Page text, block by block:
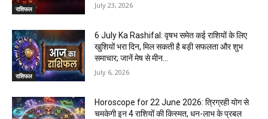
राशिफल July 23, 2026
राशिफल
6 July Ka Rashifal: वृषभ समेत कई राशियों के लिए
खुशियों भरा दिन, मिल सकती है बड़ी सफलता और शुभ
समाचार; जानें मेष से मीन...
July 6, 2026
Horoscope for 22 June 2026: त्रिग्रही योग से
चमकेगी इन 4 राशियों की किस्मत, धन-लाभ के प्रबल